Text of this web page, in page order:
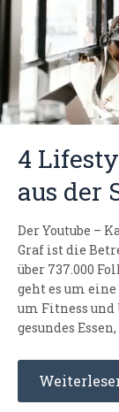
4
aus der
Der Youtube –
Graf ist die
über 737.000
geht es um
um Fitness und
gesundes